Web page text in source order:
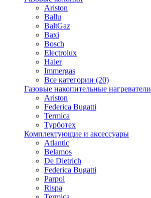
Ariston
Ballu
BaltGaz
Baxi
Bosсh
Electrolux
Haier
Immergas
Все категории (20)
Газовые накопительные нагреватели
Ariston
Federica Bugatti
Termica
Турботех
Комплектующие и аксессуары
Atlantic
Belamos
De Dietrich
Federica Bugatti
Parpol
Rispa